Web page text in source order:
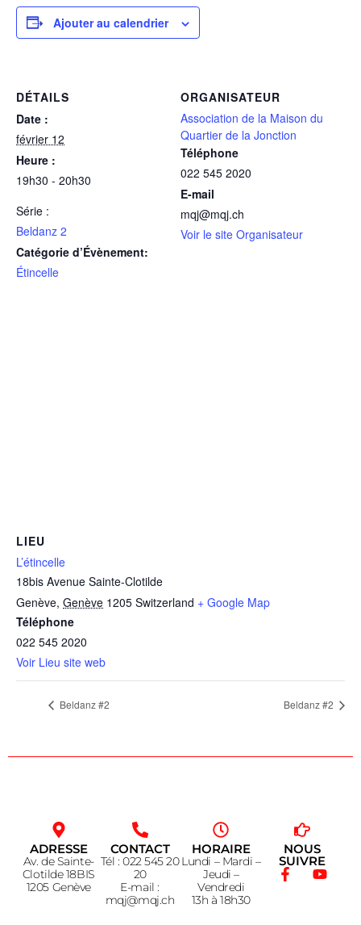
Ajouter au calendrier
DÉTAILS
Date :
février 12
Heure :
19h30 - 20h30
Série :
Beldanz 2
Catégorie d’Évènement:
Étincelle
ORGANISATEUR
Association de la Maison du
Quartier de la Jonction
Téléphone
022 545 2020
E-mail
mqj@mqj.ch
Voir le site Organisateur
LIEU
L’étincelle
18bis Avenue Sainte-Clotilde
Genève, Genève 1205 Switzerland + Google Map
Téléphone
022 545 2020
Voir Lieu site web
Beldanz #2 Beldanz #2
ADRESSE
Av. de Sainte-
Clotilde 18BIS
1205 Genève
CONTACT
Tél : 022 545 20
20
E-mail :
mqj@mqj.ch
HORAIRE
Lundi – Mardi –
Jeudi –
Vendredi
13h à 18h30
NOUS
SUIVRE